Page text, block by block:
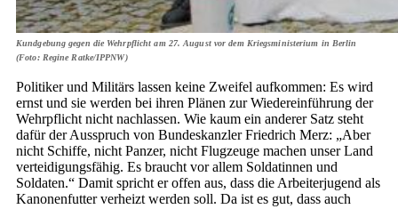
Kundgebung gegen die Wehrpflicht am 27. August vor dem Kriegsministerium in Berlin
(Foto: Regine Ratke/IPPNW)
Politiker und Militärs lassen keine Zweifel aufkommen: Es wird
ernst und sie werden bei ihren Plänen zur Wiedereinführung der
Wehrpflicht nicht nachlassen. Wie kaum ein anderer Satz steht
dafür der Ausspruch von Bundeskanzler Friedrich Merz: „Aber
nicht Schiffe, nicht Panzer, nicht Flugzeuge machen unser Land
verteidigungsfähig. Es braucht vor allem Soldatinnen und
Soldaten.“ Damit spricht er offen aus, dass die Arbeiterjugend als
Kanonenfutter verheizt werden soll. Da ist es gut, dass auch